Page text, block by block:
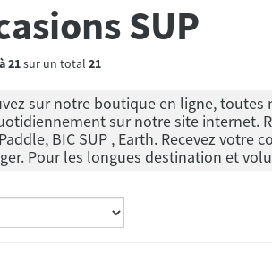
SUP
21sur un total 21
sur notre boutique en ligne, toutes
sur notre site internet.
BIC SUP , Earth. Recevez
Pour les longues destination et